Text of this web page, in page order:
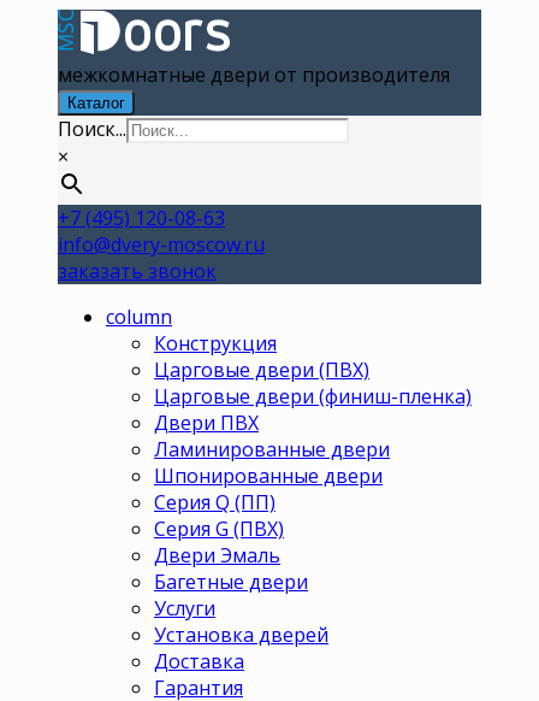
межкомнатные двери от производителя
Каталог
Поиск...
×
+7 (495) 120-08-63
info@dvery-moscow.ru
заказать звонок
column
Конструкция
Царговые двери (ПВХ)
Царговые двери (финиш-пленка)
Двери ПВХ
Ламинированные двери
Шпонированные двери
Серия Q (ПП)
Серия G (ПВХ)
Двери Эмаль
Багетные двери
Услуги
Установка дверей
Доставка
Гарантия